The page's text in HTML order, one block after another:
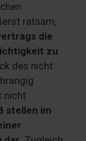
ratsam,
die
zu
des nicht
nicht
stellen im